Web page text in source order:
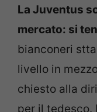
La Juventus
mercato: si
bianconeri
livello in
chiesto alla
per il tedesco.